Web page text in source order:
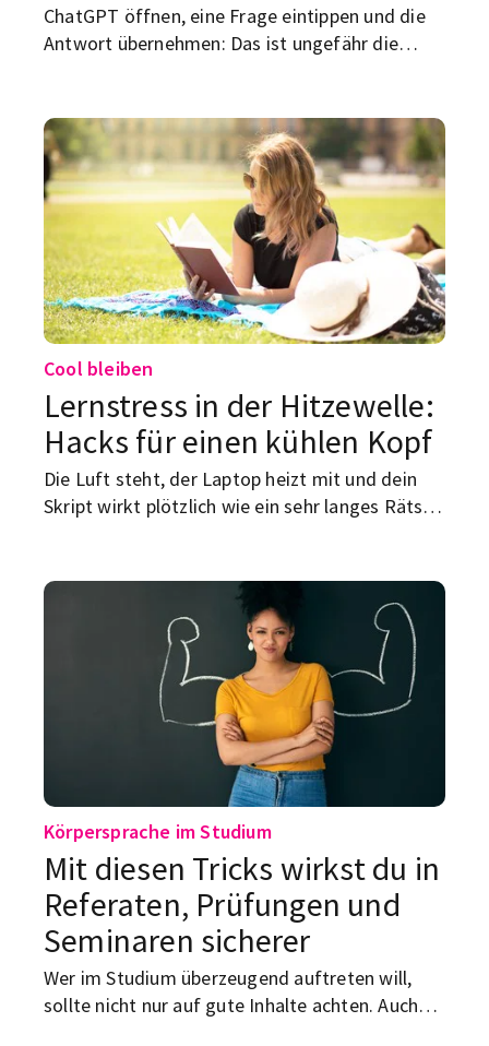
ChatGPT öffnen, eine Frage eintippen und die
Antwort übernehmen: Das ist ungefähr die
dich abfragen lassen, mündliche Prüfungen
simulieren, Dokumente vergleichen oder
Datensätze untersuchen kannst. Hier kommen
sieben ChatGPT-Geheimtipps für Studierende,
die dir Arbeit ersparen – ohne dir das Denken
abzunehmen.
Cool bleiben
Lernstress in der Hitzewelle:
Hacks für einen kühlen Kopf
Die Luft steht, der Laptop heizt mit und dein
Skript wirkt plötzlich wie ein sehr langes Rätsel
mieses Setup für Konzentration. Hier kommen
praktische Hacks gegen Lernstress in der
Körpersprache im Studium
Mit diesen Tricks wirkst du in
Referaten, Prüfungen und
Seminaren sicherer
Wer im Studium überzeugend auftreten will,
sollte nicht nur auf gute Inhalte achten. Auch